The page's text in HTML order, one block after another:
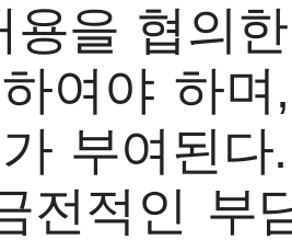
용을 협의
여야 하
부여된
전적인 부